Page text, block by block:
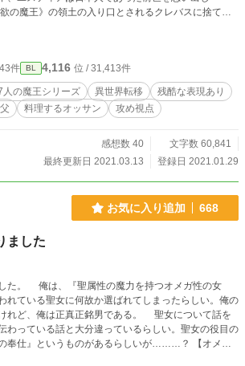
の魔王》の領土の入り口とされるクレバスに捨てら
くったりする話です。中盤から受けが美少年→美青年
ATTENTION ******************
してください。 ＊子供に関するセンシティブかつ、
せませんが、ありがたく拝読してから認証していま
日0時ごろ更新。1話あたりの文字数は少ないです。
件 BL 4,116 位 / 31,413件
人の魔王シリーズ 異世界転移
残酷な表現あり
料理するオッサン 攻め視点
感想数 40
文字数 60,841
最終更新日 2021.03.13
登録日 2021.01.29
お気に入り追加 668
ました
た。 俺は、『聖属性の魔力を持つオメガ性の女
れている聖女に何故か選ばれてしまったらしい。俺の
れど、俺は正真正銘男である。 聖女について話を
わっている話と大分違っているらしい。聖女の役目の
仕』というものがあるらしいが………？ 【オメガ
お話には「＊」がつい